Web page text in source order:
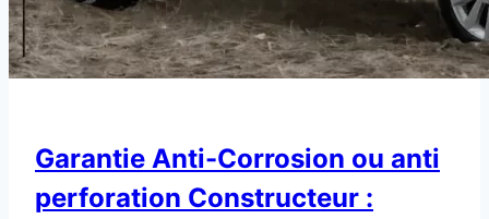
Garantie Anti-Corrosion ou anti
perforation Constructeur :